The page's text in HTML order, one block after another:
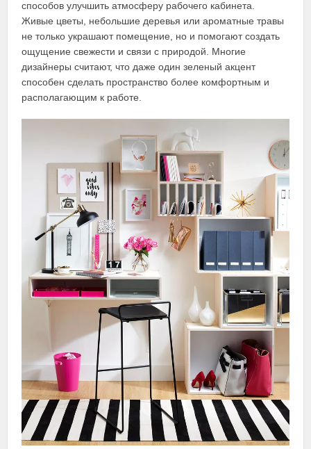
способов улучшить атмосферу рабочего кабинета.
Живые цветы, небольшие деревья или ароматные травы
не только украшают помещение, но и помогают создать
ощущение свежести и связи с природой. Многие
дизайнеры считают, что даже один зеленый акцент
способен сделать пространство более комфортным и
располагающим к работе.